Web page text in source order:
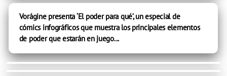
Vorágine presenta ‘El poder para qué’, un especial de
cómics infográficos que muestra los principales elementos
de poder que estarán en juego...